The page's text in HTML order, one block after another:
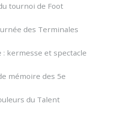
tournoi de Foot
des Terminales
: kermesse et spectacle
mémoire des 5e
du Talent